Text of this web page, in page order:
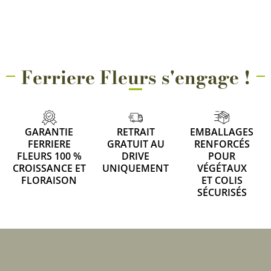
Ferriere Fleurs s'engage !
GARANTIE
FERRIERE
FLEURS 100 %
CROISSANCE ET
FLORAISON
RETRAIT
GRATUIT AU
DRIVE
UNIQUEMENT
EMBALLAGES
RENFORCÉS
POUR
VÉGÉTAUX
ET COLIS
SÉCURISÉS